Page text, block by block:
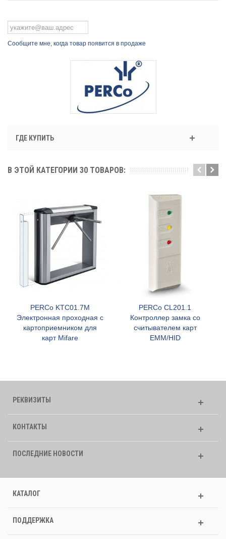
Сообщите мне, когда товар появится в продаже
ГДЕ КУПИТЬ
В ЭТОЙ КАТЕГОРИИ 30 ТОВАРОВ:
PERCo KTC01.7M
Электронная проходная с
картоприемником для
карт Mifare
PERCo CL201.1
Контроллер замка со
считывателем карт
EMM/HID
РЕКВИЗИТЫ
КОНТАКТЫ
ПОСЛЕДНИЕ НОВОСТИ
КАТАЛОГ
ПОДДЕРЖКА